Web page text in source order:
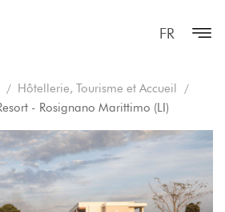
FR
Hôtellerie, Tourisme et Accueil
- Rosignano Marittimo (LI)